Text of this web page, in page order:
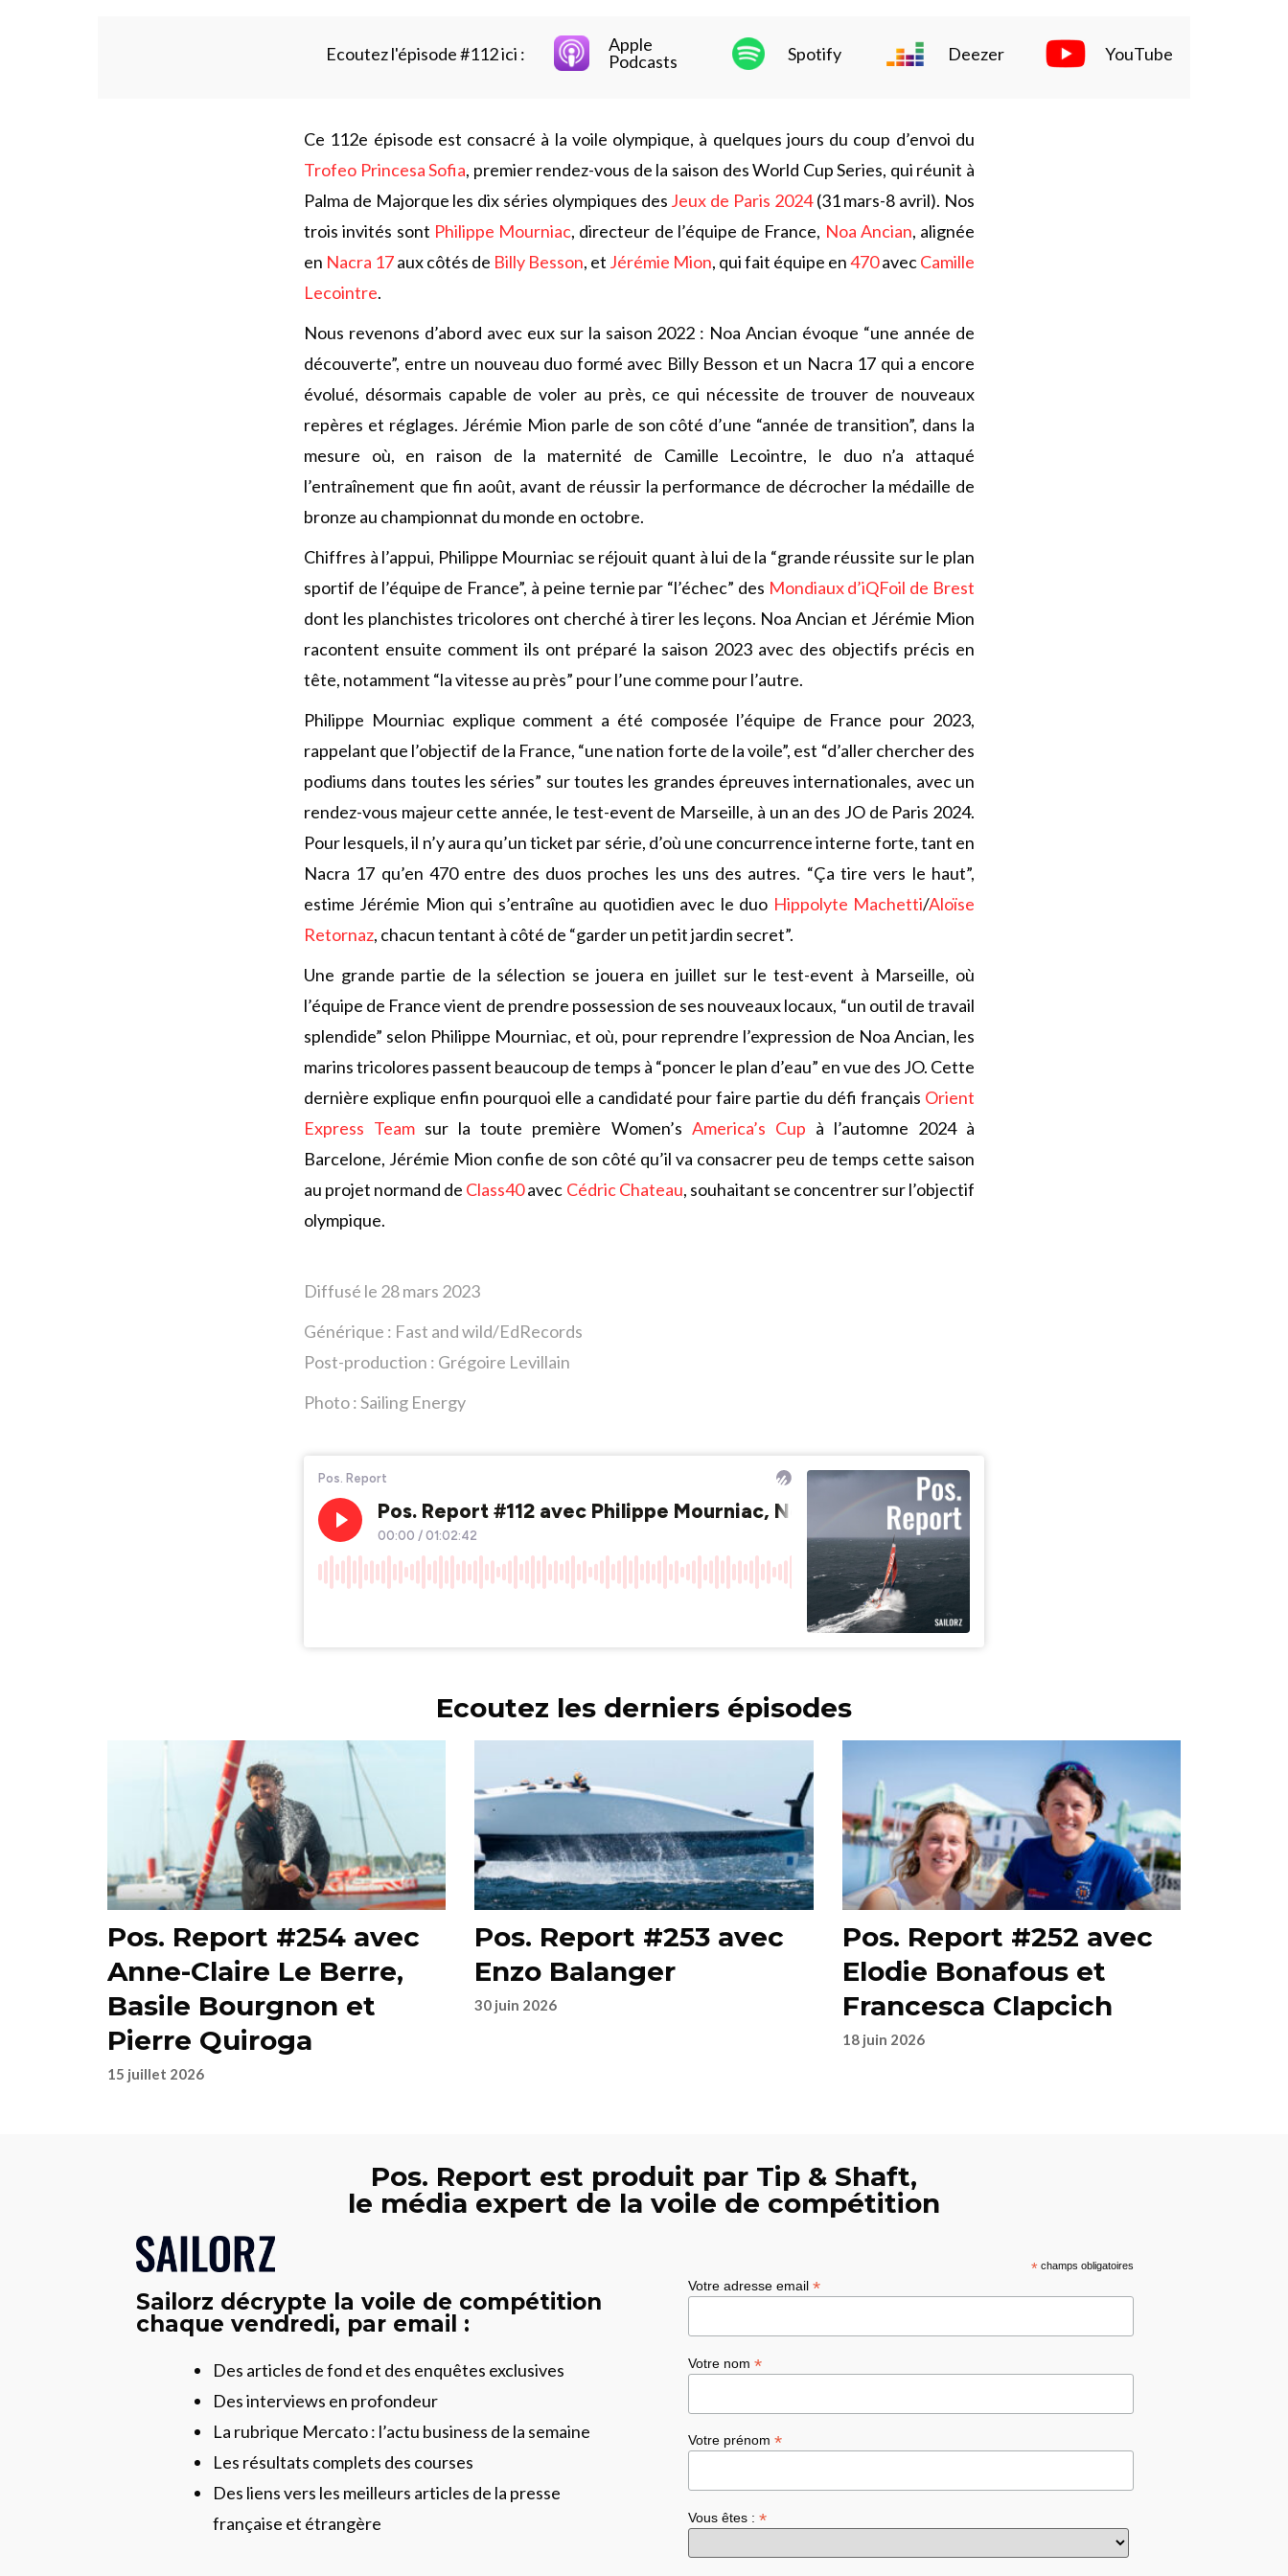
Ecoutez l'épisode #112 ici :
Apple
Podcasts
Spotify Deezer YouTube
Ce 112e épisode est consacré à la voile olympique, à quelques jours du coup d’envoi du
Trofeo Princesa Sofia, premier rendez-vous de la saison des World Cup Series, qui réunit à
Palma de Majorque les dix séries olympiques des Jeux de Paris 2024(31 mars-8 avril). Nos
trois invités sont Philippe Mourniac, directeur de l’équipe de France, Noa Ancian, alignée
en Nacra 17aux côtés de Billy Besson, et Jérémie Mion, qui fait équipe en470avecCamille
Lecointre.
Nous revenons d’abord avec eux sur la saison 2022 : Noa Ancian évoque “une année de
découverte”, entre un nouveau duo formé avec Billy Besson et un Nacra 17 qui a encore
évolué, désormais capable de voler au près, ce qui nécessite de trouver de nouveaux
repères et réglages. Jérémie Mion parle de son côté d’une “année de transition”, dans la
mesure où, en raison de la maternité de Camille Lecointre, le duo n’a attaqué
l’entraînement que fin août, avant de réussir la performance de décrocher la médaille de
bronze au championnat du monde en octobre.
Chiffres à l’appui, Philippe Mourniac se réjouit quant à lui de la “grande réussite sur le plan
sportif de l’équipe de France”, à peine ternie par “l’échec” des Mondiaux d’iQFoil de Brest
dont les planchistes tricolores ont cherché à tirer les leçons. Noa Ancian et Jérémie Mion
racontent ensuite comment ils ont préparé la saison 2023 avec des objectifs précis en
tête, notamment “la vitesse au près” pour l’une comme pour l’autre.
Philippe Mourniac explique comment a été composée l’équipe de France pour 2023,
rappelant que l’objectif de la France, “une nation forte de la voile”, est “d’aller chercher des
podiums dans toutes les séries” sur toutes les grandes épreuves internationales, avec un
rendez-vous majeur cette année, le test-event de Marseille, à un an des JO de Paris 2024.
Pour lesquels, il n’y aura qu’un ticket par série, d’où une concurrence interne forte, tant en
Nacra 17 qu’en 470 entre des duos proches les uns des autres. “Ça tire vers le haut”,
estime Jérémie Mion qui s’entraîne au quotidien avec le duo Hippolyte Machetti/Aloïse
Retornaz, chacun tentant à côté de “garder un petit jardin secret”.
Une grande partie de la sélection se jouera en juillet sur le test-event à Marseille, où
l’équipe de France vient de prendre possession de ses nouveaux locaux, “un outil de travail
splendide” selon Philippe Mourniac, et où, pour reprendre l’expression de Noa Ancian, les
marins tricolores passent beaucoup de temps à “poncer le plan d’eau” en vue des JO. Cette
dernière explique enfin pourquoi elle a candidaté pour faire partie du défi français Orient
Express Team sur la toute première Women’s America’s Cup à l’automne 2024 à
Barcelone, Jérémie Mion confie de son côté qu’il va consacrer peu de temps cette saison
au projet normand de Class40avec Cédric Chateau, souhaitant se concentrer sur l’objectif
olympique.
Diffusé le 28 mars 2023
Générique : Fast and wild/EdRecords
Post-production : Grégoire Levillain
Photo : Sailing Energy
Ecoutez les derniers épisodes
Pos. Report #254 avec
Anne-Claire Le Berre,
Basile Bourgnon et
Pierre Quiroga
15 juillet 2026
Pos. Report #253 avec
Enzo Balanger
30 juin 2026
Pos. Report #252 avec
Elodie Bonafous et
Francesca Clapcich
18 juin 2026
Pos. Report est produit par Tip & Shaft,
le média expert de la voile de compétition
Sailorz décrypte la voile de compétition
chaque vendredi, par email :
Des articles de fond et des enquêtes exclusives
Des interviews en profondeur
La rubrique Mercato : l’actu business de la semaine
Les résultats complets des courses
Des liens vers les meilleurs articles de la presse
française et étrangère
*champs obligatoires
Votre adresse email *
Votre nom *
Votre prénom *
Vous êtes : *